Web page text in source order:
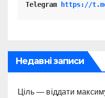
Telegram https://
Недавні записи
Ціль — віддати